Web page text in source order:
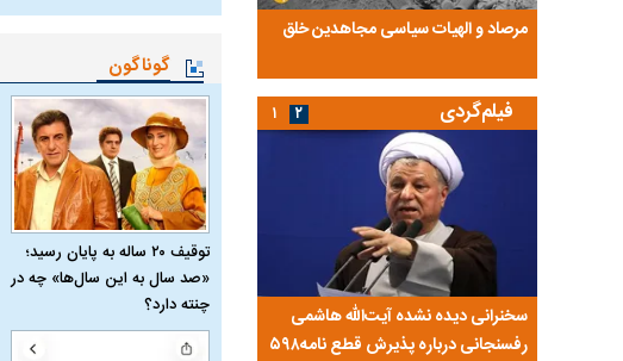
گوناگون
توقیف ۲۰ ساله به پایان رسید؛
«صد سال به این سال‌ها» چه در
چنته دارد؟
مرصاد و الهیات سیاسی مجاهدین خلق
روایتی از آخرین مصاحبه‌ی شاه در ایران
فیلم‌گردی
سخنرانی دیده نشده آیت‌الله هاشمی
رفسنجانی درباره پذیرش قطع نامه۵۹۸
ببینید| انیمیشن لگویی حمله به کویت با
جنگنده اف-۵
۱ ۲